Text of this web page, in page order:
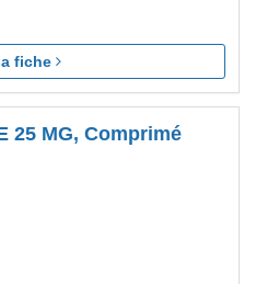
fiche
25 MG, Comprimé